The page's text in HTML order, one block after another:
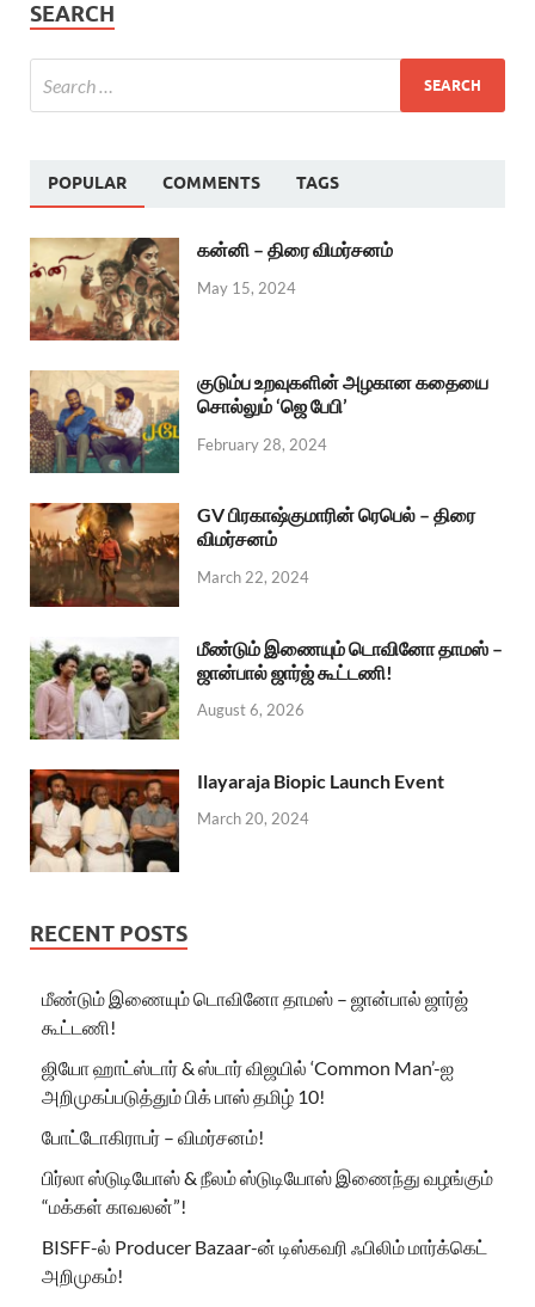
SEARCH
POPULAR COMMENTS TAGS
கன்னி – திரை விமர்சனம்
May 15, 2024
குடும்ப உறவுகளின் அழகான கதையை
சொல்லும் ‘ஜெ பேபி’
February 28, 2024
GV பிரகாஷ்குமாரின் ரெபெல் – திரை
விமர்சனம்
March 22, 2024
மீண்டும் இணையும் டொவினோ தாமஸ் –
ஜான்பால் ஜார்ஜ் கூட்டணி!
August 6, 2026
Ilayaraja Biopic Launch Event
March 20, 2024
RECENT POSTS
மீண்டும் இணையும் டொவினோ தாமஸ் – ஜான்பால் ஜார்ஜ்
கூட்டணி!
ஜியோ ஹாட்ஸ்டார் & ஸ்டார் விஜயில் ‘Common Man’-ஐ
அறிமுகப்படுத்தும் பிக் பாஸ் தமிழ் 10!
போட்டோகிராபர் – விமர்சனம்!
பிர்லா ஸ்டுடியோஸ் & நீலம் ஸ்டுடியோஸ் இணைந்து வழங்கும்
“மக்கள் காவலன்”!
BISFF-ல் Producer Bazaar-ன் டிஸ்கவரி ஃபிலிம் மார்க்கெட்
அறிமுகம்!